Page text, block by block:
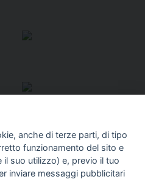
anche di terze parti, di tipo
funzionamento del sito e
il suo utilizzo) e, previo il tuo
inviare messaggi pubblicitari